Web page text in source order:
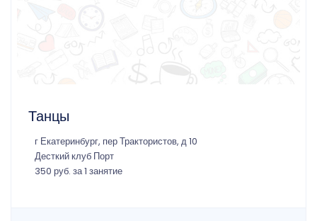
Танцы
г Екатеринбург, пер Трактористов, д 10
Десткий клуб Порт
350 руб. за 1 занятие